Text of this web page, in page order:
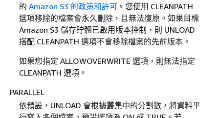
的 Amazon S3 的政策和許可。您使用 CLEANPATH
選項移除的檔案會永久刪除，且無法復原。如果目標
Amazon S3 儲存貯體已啟用版本控制，則 UNLOAD
搭配 CLEANPATH 選項不會移除檔案的先前版本。
如果您指定 ALLOWOVERWRITE 選項，則無法指定
CLEANPATH 選項。
PARALLEL
依預設，UNLOAD 會根據叢集中的分割數，將資料平